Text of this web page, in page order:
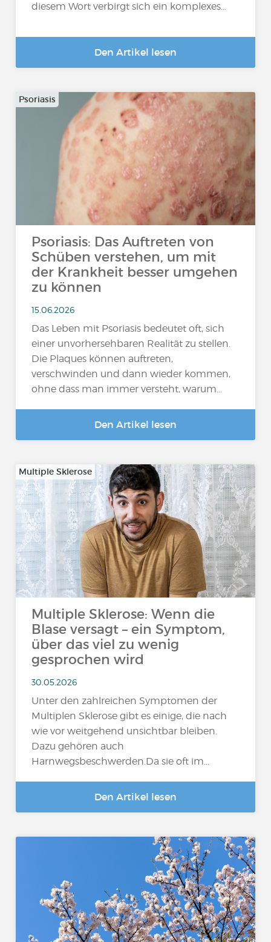
diesem Wort verbirgt sich ein komplexes...
Den Artikel lesen
Psoriasis
Psoriasis: Das Auftreten von
Schüben verstehen, um mit
der Krankheit besser umgehen
zu können
15.06.2026
Das Leben mit Psoriasis bedeutet oft, sich
einer unvorhersehbaren Realität zu stellen.
Die Plaques können auftreten,
verschwinden und dann wieder kommen,
ohne dass man immer versteht, warum…
Den Artikel lesen
Multiple Sklerose
Multiple Sklerose: Wenn die
Blase versagt – ein Symptom,
über das viel zu wenig
gesprochen wird
30.05.2026
Unter den zahlreichen Symptomen der
Multiplen Sklerose gibt es einige, die nach
wie vor weitgehend unsichtbar bleiben.
Dazu gehören auch
Harnwegsbeschwerden.Da sie oft im…
Den Artikel lesen